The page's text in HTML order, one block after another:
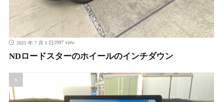
2025 年 7 月 1 日2997 view
NDロードスターのホイールのインチダウン